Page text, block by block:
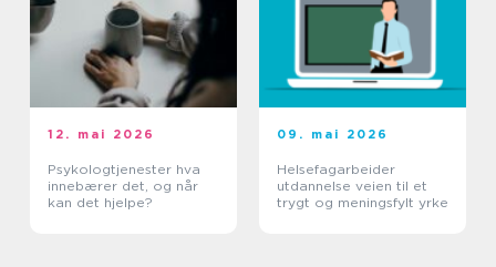
12. mai 2026
Psykologtjenester hva
innebærer det, og når
kan det hjelpe?
09. mai 2026
Helsefagarbeider
utdannelse veien til et
trygt og meningsfylt yrke